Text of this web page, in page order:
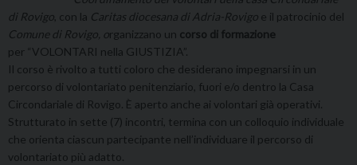
di Rovigo , con la Caritas diocesana di Adria-Rovigo e il patrocinio del
Comune di Rovigo, organizzano un corso di formazione
per “VOLONTARI nella GIUSTIZIA”.
Il corso è rivolto a tutti coloro che desiderano impegnarsi in un
percorso di volontariato penitenziario, fuori e/o dentro la Casa
Circondariale di Rovigo. È aperto anche ai volontari già operativi.
Strutturato in sette (7) incontri, termina con un colloquio individuale
che orienta ciascun partecipante nell’individuare il percorso di
volontariato più adatto.